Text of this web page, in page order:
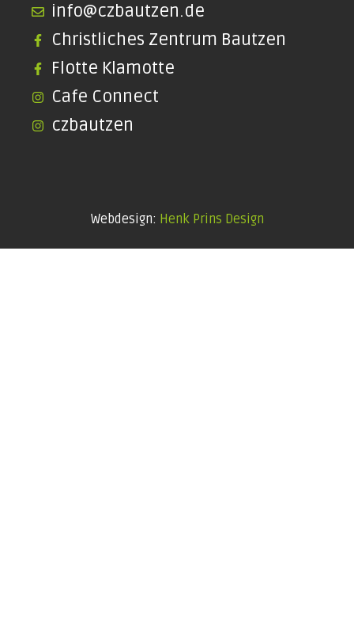
info@czbautzen.de
Christliches Zentrum Bautzen
Flotte Klamotte
Cafe Connect
czbautzen
Webdesign: Henk Prins Design